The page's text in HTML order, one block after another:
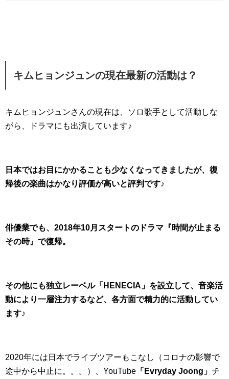
キムヒョンジュンの現在最新の活動は？
キムヒョンジュンさんの現在は、ソロ歌手として活動しな
がら、ドラマにも出演しています♪
日本ではお目にかかることも少なくなってきましたが、復
帰後の楽曲はかなり評価が高いと評判です♪
俳優業でも、2018年10月スタートのドラマ『時間が止まる
その時』で復帰。
その他にも独立レーベル「HENECIA」を設立して、音楽活
動により一層注力するなど、各方面で精力的に活動してい
ます♪
2020年には日本でライブツアーもこなし（コロナの影響で
途中から中止に。。。）、YouTube 「Evryday Joong」 チ